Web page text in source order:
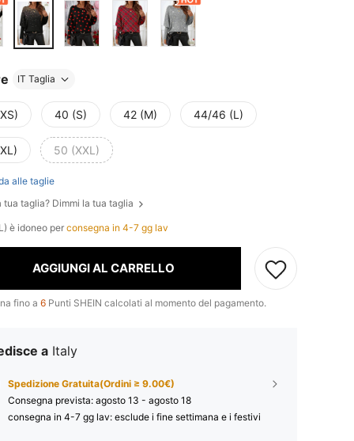
IT Taglia
40 (S) 42 (M) 44/46 (L)
50 (XXL)
alle taglie
tua taglia? Dimmi la tua taglia
è idoneo perconsegna in 4-7 gg lav
AGGIUNGI AL CARRELLO
fino a 6 Punti SHEIN calcolati al momento del pagamento.
a Italy
Spedizione Gratuita(Ordini ≥ 9.00€)
Consegna prevista: agosto 13 - agosto 18
consegna in 4-7 gg lav: esclude i fine settimana e i festivi